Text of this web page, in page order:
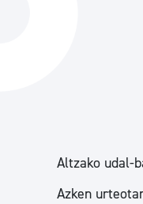
Altzako udal-
Azken